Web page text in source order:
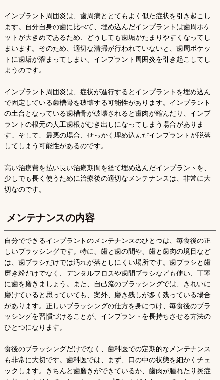
インプラント周囲炎は、歯周病ととてもよく似た症状を引き起こし
ます。自分自身の歯に比べて、埋め込んだインプラントは歯周ポケ
ットが大きめであるため、どうしても歯垢がたまりやすくなってし
まいます。そのため、適切な清掃が行われていないと、歯周ポケッ
トに歯垢が溜まってしまい、インプラント周囲炎を引き起こしてし
まうのです。
インプラント周囲炎は、症状が進行するとインプラントを埋め込ん
で固定している歯槽骨を破壊する可能性があります。インプラント
の土台となっている歯槽骨が破壊されると歯肉が縮んだり、インプ
ラントの根元の人工歯根がむき出しになってしまう場合がありま
す。そして、最悪の場合、せっかく埋め込んだインプラントが脱落
してしまう可能性があるのです。
高い治療費を払い長い治療期間を経て埋め込んだインプラントを、
少しでも長く使うために治療後の適切なメンテナンスは、非常に大
切なのです。
メンテナンスの内容
自分でできるインプラントのメンテナンスのひとつは、毎食後の正
しいブラッシングです。特に、歯と歯の間や、歯と歯肉の境目など
は、歯ブラシだけでは汚れが落としにくい場所です。歯ブラシと歯
磨き粉だけでなく、デンタルフロスや歯間ブラシなども使い、丁寧
に歯を磨きましょう。また、自己流のブラッシングでは、きれいに
磨けていると思っていても、案外、磨き残しが多く残っている場合
があります。正しいブラッシングの仕方を身につけ、毎食後のブラ
ッシングを習慣づけることが、インプラントを長持ちさせる方法の
ひとつになります。
食後のブラッシングだけでなく、歯科医での定期的なメンテナンス
も非常に大切です。歯科医では、まず、口の中の状態を細かくチェ
ックします。きちんと歯磨きができているか、歯肉が腫れたり炎症